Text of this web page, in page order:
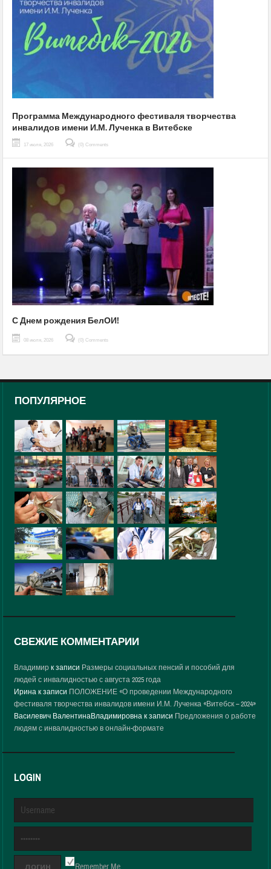
Программа Международного фестиваля творчества
инвалидов имени И.М. Лученка в Витебске
17 июля, 2026 (0) Comments
С Днем рождения БелОИ!
08 июля, 2026 (0) Comments
ПОПУЛЯРНОЕ
СВЕЖИЕ КОММЕНТАРИИ
Владимир к записи Размеры социальных пенсий и пособий для
людей с инвалидностью с августа 2025 года
Ирина к записи ПОЛОЖЕНИЕ «О проведении Международного
фестиваля творчества инвалидов имени И.М. Лученка «Витебск – 2024»
Василевич ВалентинаВладимировна к записи Предложения о работе
людям с инвалидностью в онлайн-формате
LOGIN